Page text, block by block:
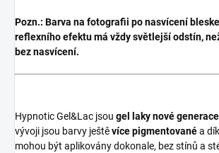
Pozn.: Barva na fotografii po nasvícení
reflexního efektu má vždy světlejší odstín,
bez nasvícení.
Hypnotic Gel&Lac jsou gel lakynové generace
vývoji jsou barvy ještěvíce pigmentovanéa
mohou být aplikovány dokonale, bez stínů a